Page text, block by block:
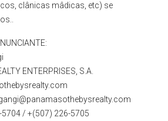
clânicas mâdicas, etc) se
ENTERPRISES, S.A.
/ +(507) 226-5705